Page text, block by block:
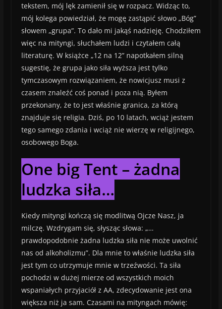
tekstem, mój lęk zamienił się w rozpacz. Widząc to,
mój kolega powiedział, że mogę zastąpić słowo „Bóg”
słowem „grupa”. To dało mi jakąś nadzieję. Chodziłem
więc na mityngi, słuchałem ludzi i czytałem całą
literaturę. W książce „12 na 12” napotkałem silną
sugestię, że grupa jako siła wyższa jest tylko
tymczasowym rozwiązaniem, że nowicjusz musi z
czasem znaleźć coś ponad i poza nią. Byłem
przekonany, że to jest właśnie granica, za którą
znajduje się religia. Dziś, po 10 latach, wciąż jestem
tego samego zdania i wciąż nie wierzę w religijnego,
osobowego Boga.
One big Tent – żadna
ludzka siła…
Kiedy mityngi kończą się modlitwą Ojcze Nasz, ja
milczę. Wzdrygam się, słysząc słowa: „…
prawdopodobnie żadna ludzka siła nie może uwolnić
nas od alkoholizmu”. Dla mnie to właśnie ludzka siła
jest tym co utrzymuje mnie w trzeźwości. Ta siła
pochodzi w dużej mierze od wszystkich moich
wspaniałych przyjaciół z AA, zdecydowanie jest ona
większa niż ja sam. Czasami na mityngach mówię: